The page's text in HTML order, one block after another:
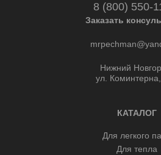
8 (800) 550-
Заказать
Нижний
ул.
КАТАЛОГ
Для легкого
Для тепла